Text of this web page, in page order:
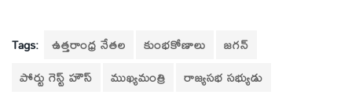
Tags: ఉత్తరాంధ్ర నేతల కుంభకోణాలు
జగన్‌
పోర్టు గెస్ట్‌ హౌస్‌
ముఖ్యమంత్రి
రాజ్యసభ సభ్యుడు